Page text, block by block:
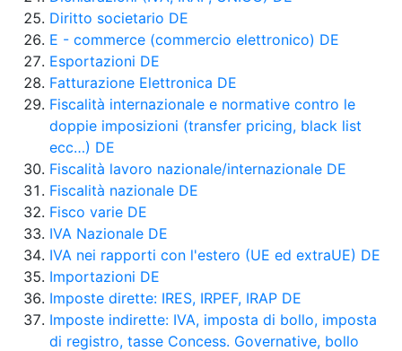
Diritto societario DE
E - commerce (commercio elettronico) DE
Esportazioni DE
Fatturazione Elettronica DE
Fiscalità internazionale e normative contro le
doppie imposizioni (transfer pricing, black list
ecc…) DE
Fiscalità lavoro nazionale/internazionale DE
Fiscalità nazionale DE
Fisco varie DE
IVA Nazionale DE
IVA nei rapporti con l'estero (UE ed extraUE) DE
Importazioni DE
Imposte dirette: IRES, IRPEF, IRAP DE
Imposte indirette: IVA, imposta di bollo, imposta
di registro, tasse Concess. Governative, bollo